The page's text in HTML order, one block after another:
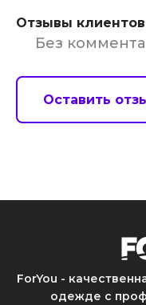
Отзывы клиентов
Без
Оставить
ForYou -
одежде с